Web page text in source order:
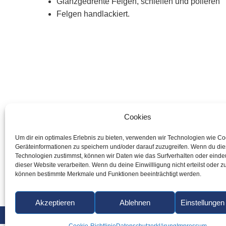
Cookies
Um dir ein optimales Erlebnis zu bieten, verwenden wir Technologien wie
Geräteinformationen zu speichern und/oder darauf zuzugreifen. Wenn du
Technologien zustimmst, können wir Daten wie das Surfverhalten oder
dieser Website verarbeiten. Wenn du deine Einwillligung nicht erteilst oder
können bestimmte Merkmale und Funktionen beeinträchtigt werden.
Akzeptieren Ablehnen
Felgen handlackiert.
KONTAKTFORMULAR WIR